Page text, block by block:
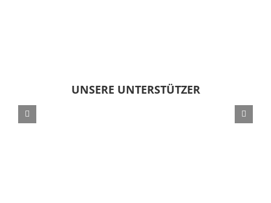
UNSERE UNTERSTÜTZER